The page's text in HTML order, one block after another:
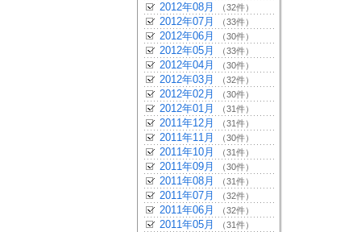
2012年08月 （32件）
2012年07月 （33件）
2012年06月 （30件）
2012年05月 （33件）
2012年04月 （30件）
2012年03月 （32件）
2012年02月 （30件）
2012年01月 （31件）
2011年12月 （31件）
2011年11月 （30件）
2011年10月 （31件）
2011年09月 （30件）
2011年08月 （31件）
2011年07月 （32件）
2011年06月 （32件）
2011年05月 （31件）